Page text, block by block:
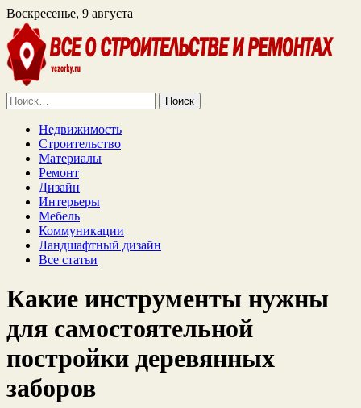
Воскресенье, 9 августа
Найти:
Недвижимость
Строительство
Материалы
Ремонт
Дизайн
Интерьеры
Мебель
Коммуникации
Ландшафтный дизайн
Все статьи
Какие инструменты нужны
для самостоятельной
постройки деревянных
заборов